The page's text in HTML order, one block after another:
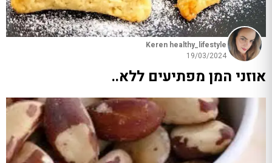
Keren healthy_lifestyle
19/03/2024
אוזני המן מפתיעים ללא..